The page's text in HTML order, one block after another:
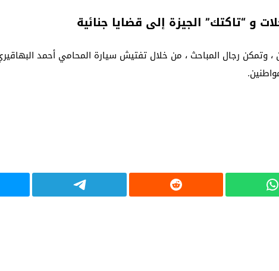
، وتمكن رجال المباحث ، من خلال تفتيش سيارة المحامي أحمد